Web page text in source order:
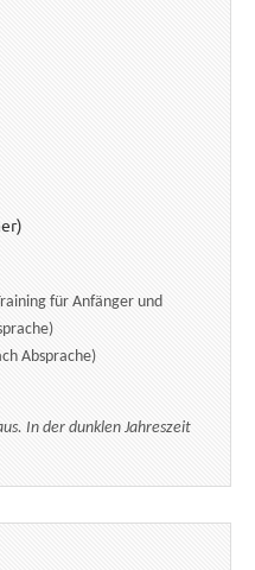
für Anfänger und
Absprache)
In der dunklen Jahreszeit